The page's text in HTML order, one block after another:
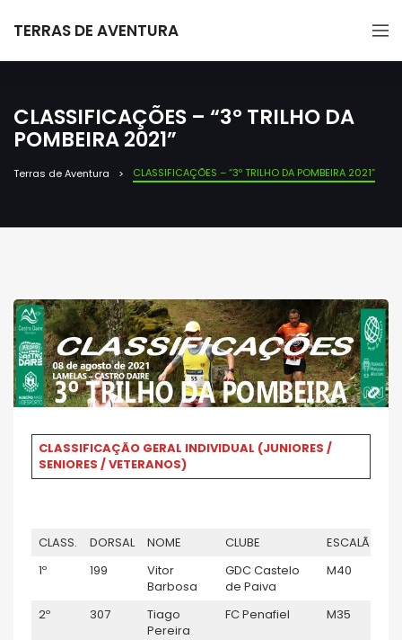
TERRAS DE AVENTURA
CLASSIFICAÇÕES – “3º TRILHO DA
POMBEIRA 2021”
Terras de Aventura CLASSIFICAÇÕES – “3º TRILHO DA POMBEIRA 2021”
CLASSIFICAÇÃO GERAL INDIVIDUAL (JUNIORES /
SENIORES / VETERANOS)
CLASS. DORSAL NOME CLUBE ESCALÃO
1º
199
Vitor
Barbosa
GDC Castelo
de Paiva
M40
2º 307
Tiago
Pereira
FC Penafiel M35